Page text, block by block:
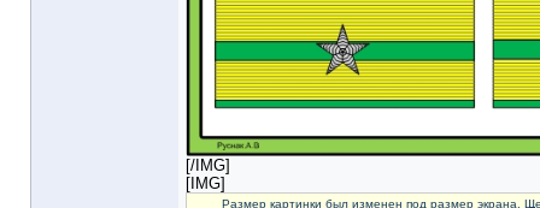
[/IMG]
[IMG]
Размер картинки был изменен под размер экрана.